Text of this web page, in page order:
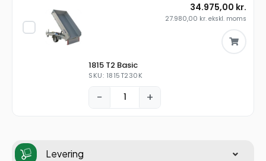
1815 T2 Basic
SKU: 1815T230K
− +
34.975,00 kr.
27.980,00 kr. ekskl. moms
Levering